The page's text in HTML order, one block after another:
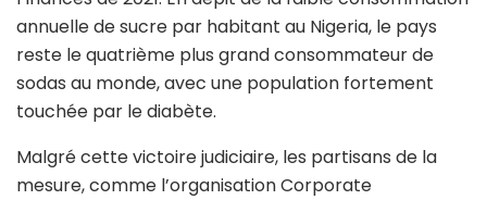
annuelle de sucre par habitant au Nigeria, le pays
reste le quatrième plus grand consommateur de
sodas au monde, avec une population fortement
touchée par le diabète.
Malgré cette victoire judiciaire, les partisans de la
mesure, comme l’organisation Corporate